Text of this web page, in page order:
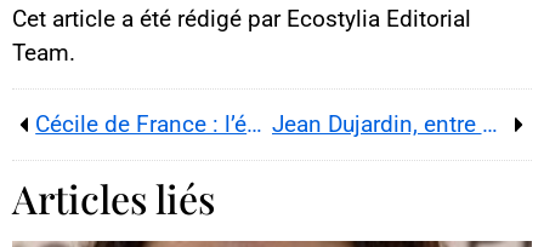
Cet article a été rédigé par Ecostylia Editorial
Team.
Cécile de France : l’éclat d’une étoile européenne Jean Dujardin, entre maladresse charmante et génie comique
Articles liés